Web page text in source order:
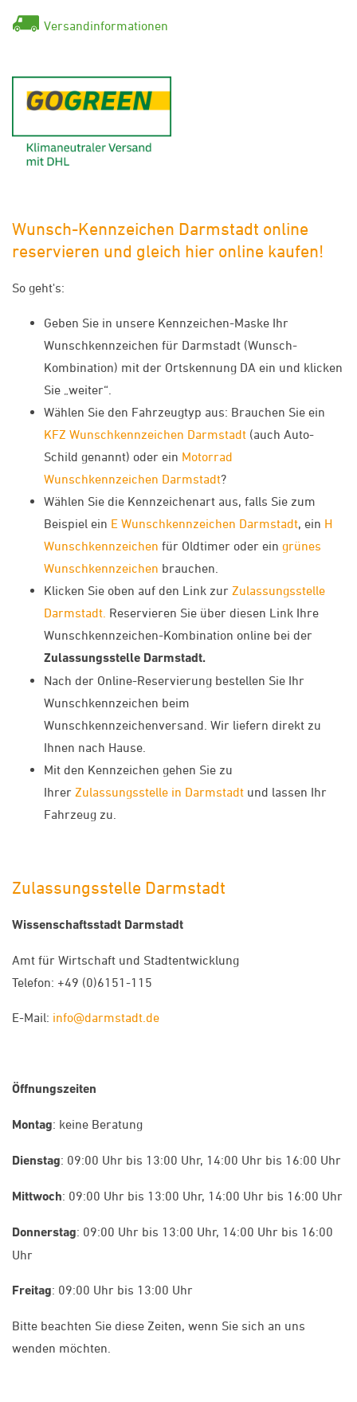
Versandinformationen
Wunsch-Kennzeichen Darmstadt online
reservieren und gleich hier online kaufen!
So geht's:
Geben Sie in unsere Kennzeichen-Maske Ihr
Wunschkennzeichen für Darmstadt (Wunsch-
Kombination) mit der Ortskennung DA ein und klicken
Sie „weiter“.
Wählen Sie den Fahrzeugtyp aus: Brauchen Sie ein
KFZ Wunschkennzeichen Darmstadt (auch Auto-
Schild genannt) oder ein Motorrad
Wunschkennzeichen Darmstadt?
Wählen Sie die Kennzeichenart aus, falls Sie zum
Beispiel ein E Wunschkennzeichen Darmstadt, ein H
Wunschkennzeichen für Oldtimer oder ein grünes
Wunschkennzeichen brauchen.
Klicken Sie oben auf den Link zur Zulassungsstelle
Darmstadt. Reservieren Sie über diesen Link Ihre
Wunschkennzeichen-Kombination online bei der
Zulassungsstelle Darmstadt.
Nach der Online-Reservierung bestellen Sie Ihr
Wunschkennzeichen beim
Wunschkennzeichenversand. Wir liefern direkt zu
Ihnen nach Hause.
Mit den Kennzeichen gehen Sie zu
Ihrer Zulassungsstelle in Darmstadt und lassen Ihr
Fahrzeug zu.
Zulassungsstelle Darmstadt
Wissenschaftsstadt Darmstadt
Amt für Wirtschaft und Stadtentwicklung
Telefon: +49 (0)6151-115
E-Mail: info@darmstadt.de
Öffnungszeiten
Montag: keine Beratung
Dienstag: 09:00 Uhr bis 13:00 Uhr, 14:00 Uhr bis 16:00 Uhr
Mittwoch: 09:00 Uhr bis 13:00 Uhr, 14:00 Uhr bis 16:00 Uhr
Donnerstag: 09:00 Uhr bis 13:00 Uhr, 14:00 Uhr bis 16:00
Uhr
Freitag: 09:00 Uhr bis 13:00 Uhr
Bitte beachten Sie diese Zeiten, wenn Sie sich an uns
wenden möchten.